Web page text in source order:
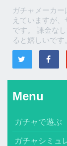
ガチャメーカ
えていますが
です。 課金な
ると嬉しいです
Menu
ガチャで遊ぶ
ガチャシミュ